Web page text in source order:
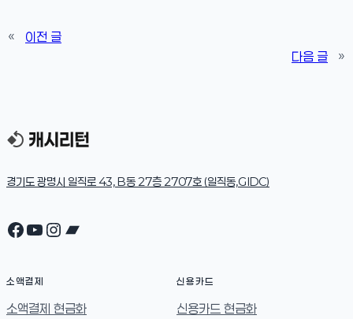
«
이전 글
다음 글
»
경기도 광명시 일직로 43, B동 27층 2707호 (일직동,GIDC)
Facebook
YouTube
Instagram
Bandcamp
소액결제
소액결제 현금화
신용카드
신용카드 현금화